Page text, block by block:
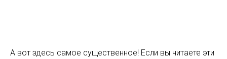
А вот здесь самое существенное! Если вы читаете эти